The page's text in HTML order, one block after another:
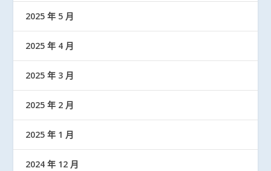
2025 年 5 月
2025 年 4 月
2025 年 3 月
2025 年 2 月
2025 年 1 月
2024 年 12 月